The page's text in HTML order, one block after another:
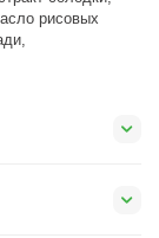
рисовых